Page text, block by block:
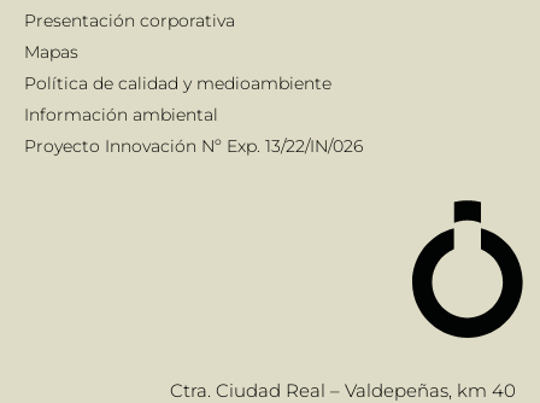
Presentación corporativa
Mapas
Política de calidad y medioambiente
Información ambiental
Proyecto Innovación Nº Exp. 13/22/IN/026
Ctra. Ciudad Real – Valdepeñas, km 40